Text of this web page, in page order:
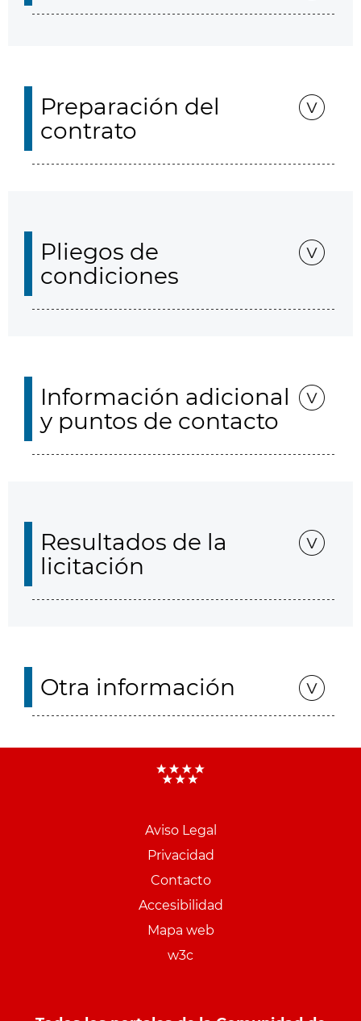
Preparación del
contrato
Pliegos de
condiciones
Información adicional
y puntos de contacto
Resultados de la
licitación
Otra información
Aviso Legal
Privacidad
Contacto
Accesibilidad
Mapa web
w3c